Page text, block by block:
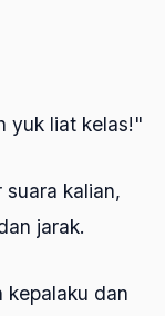
yuk liat kelas!"
kalian,
jarak.
kepalaku dan